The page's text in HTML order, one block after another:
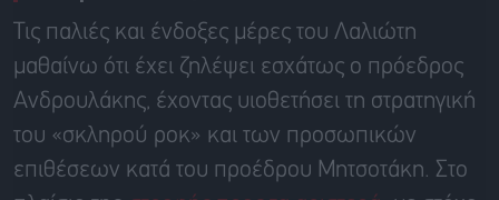
Τις παλιές και ένδοξες μέρες του Λαλιώτη
μαθαίνω ότι έχει ζηλέψει εσχάτως ο πρόεδρος
Ανδρουλάκης, έχοντας υιοθετήσει τη στρατηγική
του «σκληρού ροκ» και των προσωπικών
επιθέσεων κατά του προέδρου Μητσοτάκη. Στο